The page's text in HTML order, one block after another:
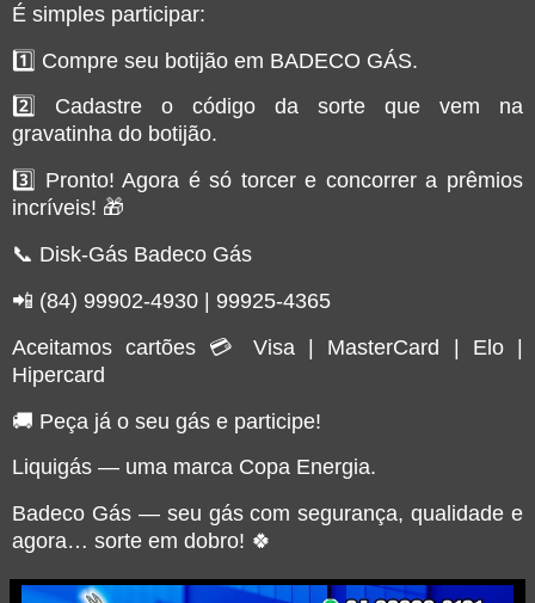
É simples participar:
1️⃣ Compre seu botijão em BADECO GÁS.
2️⃣ Cadastre o código da sorte que vem na
gravatinha do botijão.
3️⃣ Pronto! Agora é só torcer e concorrer a prêmios
incríveis! 🎁
📞 Disk-Gás Badeco Gás
📲 (84) 99902-4930 | 99925-4365
Aceitamos cartões 💳 Visa | MasterCard | Elo |
Hipercard
🚚 Peça já o seu gás e participe!
Liquigás — uma marca Copa Energia.
Badeco Gás — seu gás com segurança, qualidade e
agora… sorte em dobro! 🍀